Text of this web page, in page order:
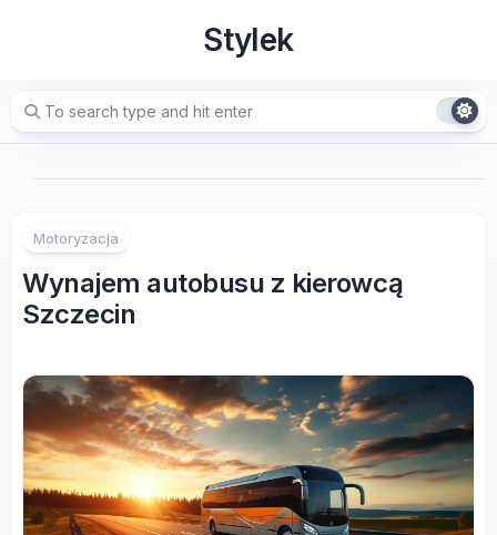
Stylek
Motoryzacja
Wynajem autobusu z kierowcą
Szczecin